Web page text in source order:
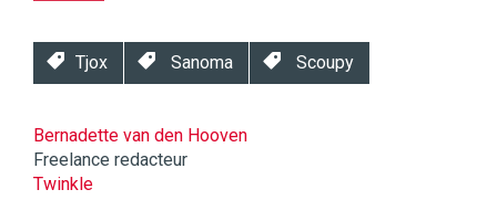
Tjox Sanoma Scoupy
Bernadette van den Hooven
Freelance redacteur
Twinkle